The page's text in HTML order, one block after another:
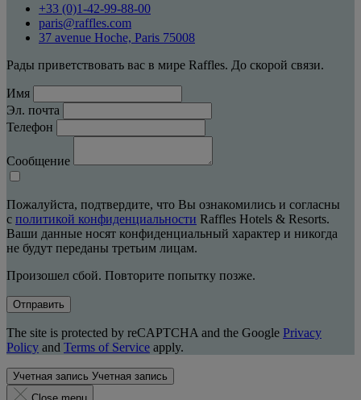
+33 (0)1-42-99-88-00
paris@raffles.com
37 avenue Hoche, Paris 75008
Рады приветствовать вас в мире Raffles. До скорой связи.
Имя
Эл. почта
Телефон
Сообщение
Пожалуйста, подтвердите, что Вы ознакомились и согласны
с политикой конфиденциальности Raffles Hotels & Resorts.
Ваши данные носят конфиденциальный характер и никогда
не будут переданы третьим лицам.
Произошел сбой. Повторите попытку позже.
Отправить
The site is protected by reCAPTCHA and the Google Privacy
Policy and Terms of Service apply.
Учетная запись Учетная запись